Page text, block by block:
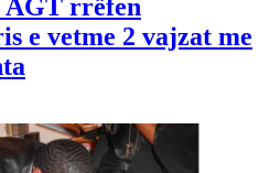
rrëfen
e vetme 2 vajzat me